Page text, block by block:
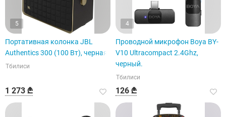
5
Портативная колонка JBL
Authentics 300 (100 Вт), черная.
Тбилиси
1 273 ₾
4
Проводной микрофон Boya BY-
V10 Ultracompact 2.4Ghz,
черный.
Тбилиси
126 ₾